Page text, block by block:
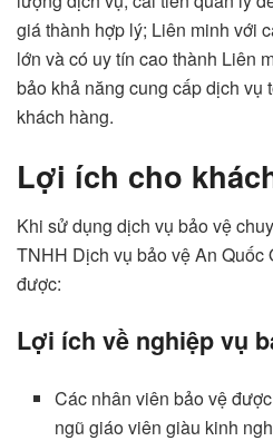
giá thành hợp lý; Liên minh với
lớn và có uy tín cao thành Liên
bảo khả năng cung cấp dịch vụ
khách hàng.
Lợi ích cho
Khi sử dụng dịch vụ bảo vệ
TNHH Dịch vụ bảo vệ An Quốc
được:
Lợi ích về nghiệp vụ
Các nhân viên bảo vệ
ngũ giáo viên giàu kinh